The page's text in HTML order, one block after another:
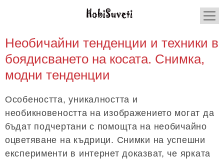
Необичайни тенденции и техники в
боядисването на косата. Снимка,
модни тенденции
Особеността, уникалността и
необикновеността на изображението могат да
бъдат подчертани с помощта на необичайно
оцветяване на къдрици. Снимки на успешни
експерименти в интернет доказват, че ярката